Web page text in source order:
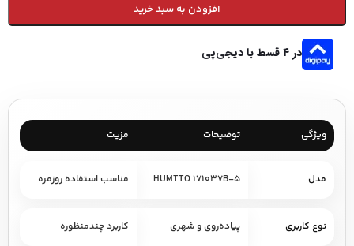
افزودن به سبد خرید
در ۴ قسط با دیجی‌پی
ویژگی توضیحات مزیت
مدل HUMTTO 171037B-5 مناسب استفاده روزمره
نوع کاربری پیاده‌روی و شهری کاربرد چندمنظوره